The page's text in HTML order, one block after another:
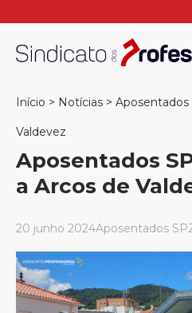
Início > Notícias > Aposentados
Valdevez
Aposentados
a Arcos de
20 junho 2024Aposentados